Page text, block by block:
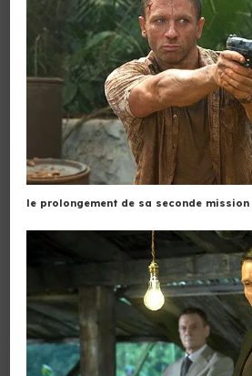
le prolongement de sa seconde mission